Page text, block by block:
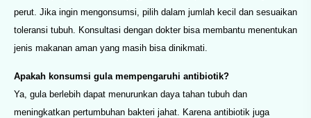
perut. Jika ingin mengonsumsi, pilih dalam jumlah kecil dan sesuaikan
toleransi tubuh. Konsultasi dengan dokter bisa membantu menentukan
jenis makanan aman yang masih bisa dinikmati.
Apakah konsumsi gula mempengaruhi antibiotik?
Ya, gula berlebih dapat menurunkan daya tahan tubuh dan
meningkatkan pertumbuhan bakteri jahat. Karena antibiotik juga